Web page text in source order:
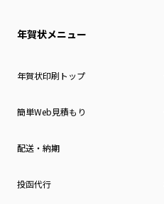
年賀状メニュー
年賀状印刷トップ
簡単Web見積もり
配送・納期
投函代行